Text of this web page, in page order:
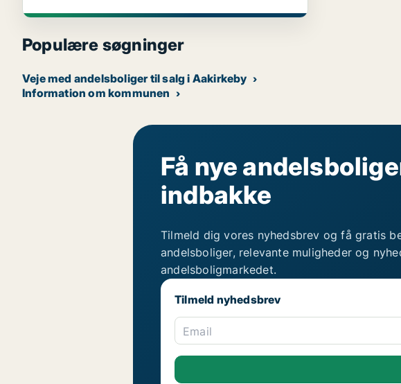
Populære søgninger
Veje med andelsboliger til salg i Aakirkeby
Information om kommunen
Få nye
indbakke
Tilmeld dig vores nyhedsbrev og få gratis
andelsboliger, relevante muligheder og
andelsboligmarkedet.
Tilmeld nyhedsbrev
Email